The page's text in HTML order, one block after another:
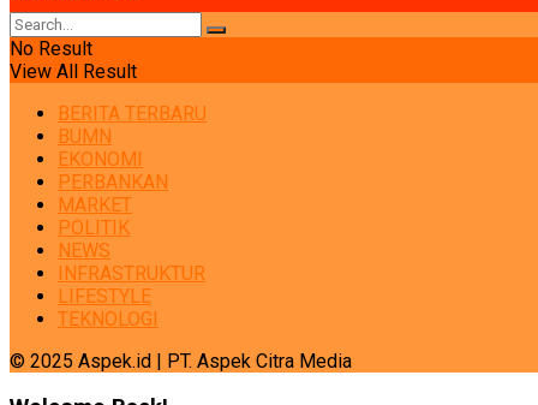
No Result
View All Result
BERITA TERBARU
BUMN
EKONOMI
PERBANKAN
MARKET
POLITIK
NEWS
INFRASTRUKTUR
LIFESTYLE
TEKNOLOGI
© 2025 Aspek.id | PT. Aspek Citra Media